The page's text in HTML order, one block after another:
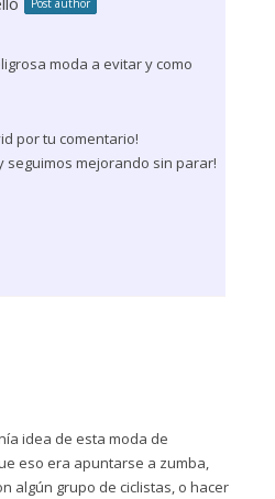
Post author
moda a evitar y como
por tu comentario!
seguimos mejorando sin parar!
idea de esta moda de
eso era apuntarse a zumba,
algún grupo de ciclistas, o hacer